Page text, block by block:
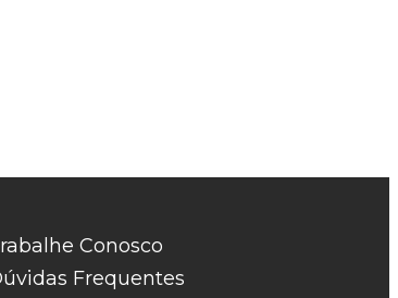
Conosco
Frequentes